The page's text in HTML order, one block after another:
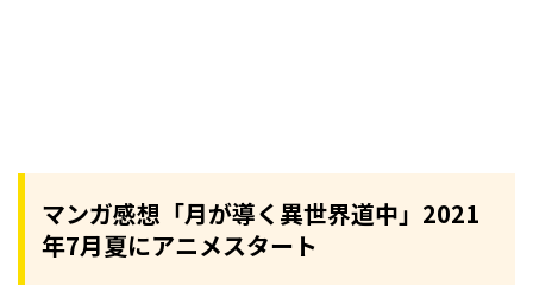
マンガ感想「月が導く異世界道中」2021
年7月夏にアニメスタート